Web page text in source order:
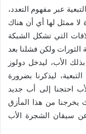
عبر مفهوم التعدد،
ممثل لها أي أن هناك
التي تشكل الشبكة
الثورات ولكن فشلنا بعد
بذلك الأب، ليدخل دولوز
ليذكرنا بضرورة
احتجنا إلى أب جديد
من هذا المأزق
سيقان الشجرة الأب